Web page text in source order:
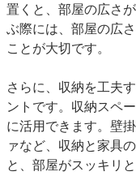
置くと、部屋の広さ
ぶ際には、部屋の広
ことが大切です。
さらに、収納を工夫
ントです。収納スペ
に活用できます。壁
ァなど、収納と家具
と、部屋がスッキリ